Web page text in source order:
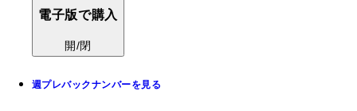
電子版で購入
開/閉
週プレバックナンバーを見る